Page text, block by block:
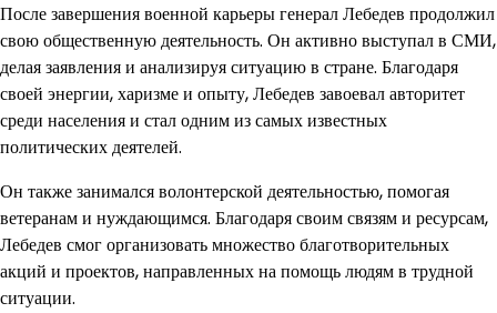
После завершения военной карьеры генерал Лебедев продолжил
свою общественную деятельность. Он активно выступал в СМИ,
делая заявления и анализируя ситуацию в стране. Благодаря
своей энергии, харизме и опыту, Лебедев завоевал авторитет
среди населения и стал одним из самых известных
политических деятелей.
Он также занимался волонтерской деятельностью, помогая
ветеранам и нуждающимся. Благодаря своим связям и ресурсам,
Лебедев смог организовать множество благотворительных
акций и проектов, направленных на помощь людям в трудной
ситуации.